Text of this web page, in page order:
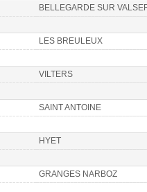
BELLEGARDE SUR
LES BREULEUX
VILTERS
SAINT ANTOINE
HYET
GRANGES NARBOZ